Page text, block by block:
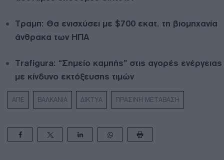
Τραμπ: Θα ενισχύσει με $700 εκατ. τη βιομηχανία
άνθρακα των ΗΠΑ
Trafigura: “Σημείο καμπής” στις αγορές ενέργειας
με κίνδυνο εκτόξευσης τιμών
ΑΠΕ ΒΑΛΚΑΝΙΑ ΔΙΚΤΥΑ ΠΡΑΣΙΝΗ ΜΕΤΑΒΑΣΗ